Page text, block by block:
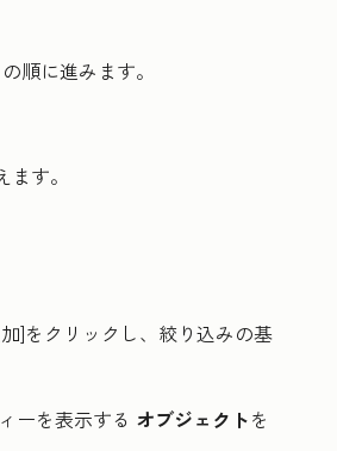
の順に進みます。
す。
]をクリックし、絞り込みの基
ーを表示する オブジェクトを